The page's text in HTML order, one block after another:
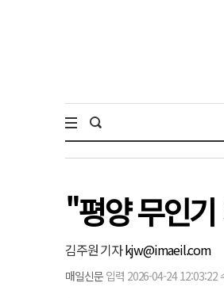
"평양 무인
김주원 기자kjw@imaeil.com
매일신문 입력 2026-04-24 12:03:22